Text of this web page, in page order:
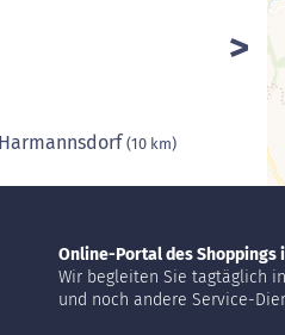
(10 km)
Online-Portal des Shoppings
Wir begleiten Sie tagtäglich
und noch andere Service-